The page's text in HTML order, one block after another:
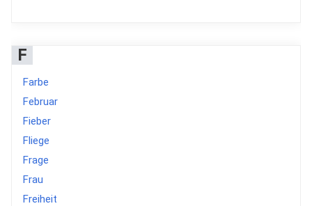
F
Farbe
Februar
Fieber
Fliege
Frage
Frau
Freiheit